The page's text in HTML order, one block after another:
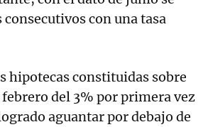
con una tasa
hipotecas constituidas sobre
del 3% por primera vez
aguantar por debajo de